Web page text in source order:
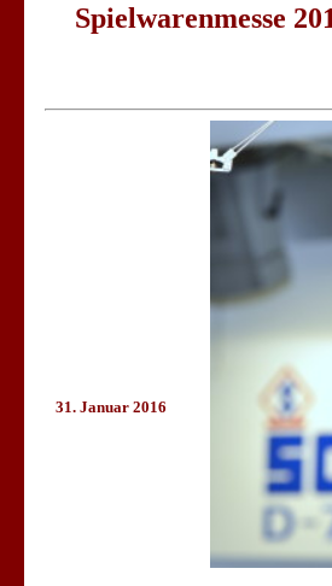
Spielwarenmesse
31. Januar 2016